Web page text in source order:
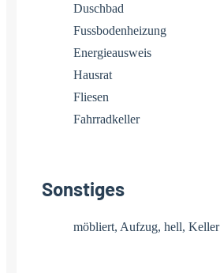
Duschbad
Fussbodenheizung
Energieausweis
Hausrat
Fliesen
Fahrradkeller
Sonstiges
möbliert, Aufzug, hell, Keller